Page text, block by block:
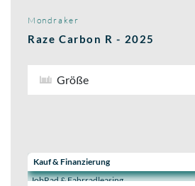
Mondraker
Raze Carbon R - 2025
Größe
Wähle eine Preisoption:
Kauf & Finanzierung
JobRad & Fahrradleasing